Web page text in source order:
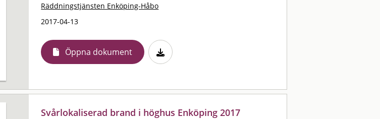
Räddningstjänsten Enköping-Håbo
2017-04-13
Öppna dokument
Svårlokaliserad brand i höghus Enköping 2017